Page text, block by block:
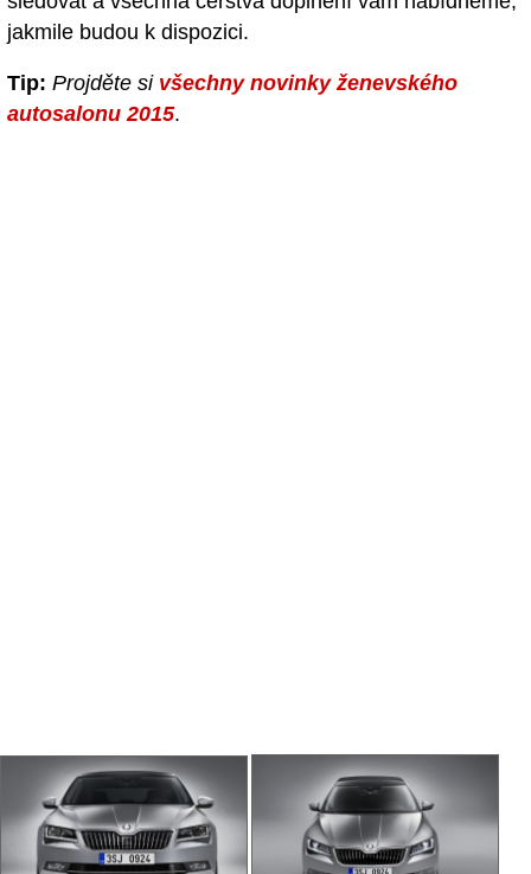
jakmile budou k dispozici.
Tip: Projděte si všechny novinky ženevského
autosalonu 2015.